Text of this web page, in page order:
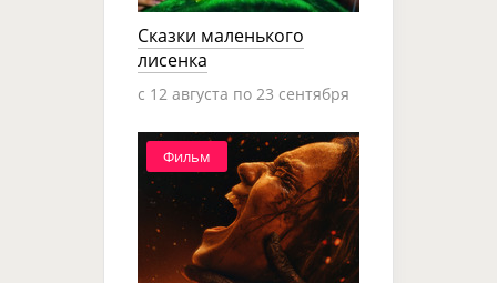
Сказки маленького
лисенка
c 12 августа по 23 сентября
Фильм